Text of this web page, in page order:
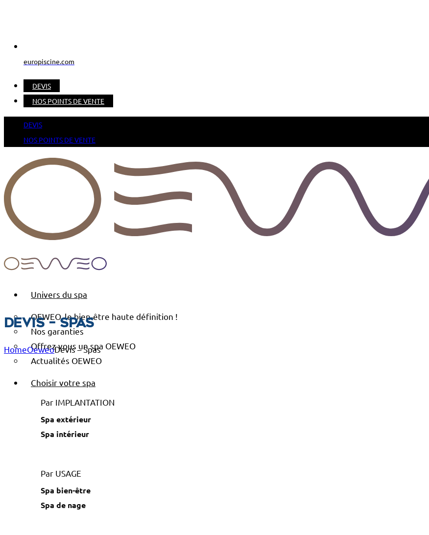
europiscine.com
DEVIS
NOS POINTS DE VENTE
DEVIS
NOS POINTS DE VENTE
Univers du spa
OEWEO, le bien-être haute définition !
Nos garanties
Offrez-vous un spa OEWEO
Actualités OEWEO
Choisir votre spa
Par IMPLANTATION
Spa extérieur
Spa intérieur
Par USAGE
Spa bien-être
Spa de nage
Devis – Spas
HomeOeweoDevis – Spas